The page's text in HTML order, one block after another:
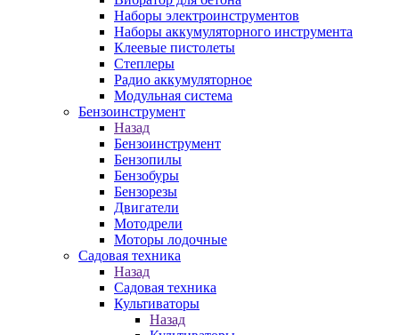
Наборы электроинструментов
Наборы аккумуляторного инструмента
Клеевые пистолеты
Степлеры
Радио аккумуляторное
Модульная система
Бензоинструмент
Назад
Бензоинструмент
Бензопилы
Бензобуры
Бензорезы
Двигатели
Мотодрели
Моторы лодочные
Садовая техника
Назад
Садовая техника
Культиваторы
Назад